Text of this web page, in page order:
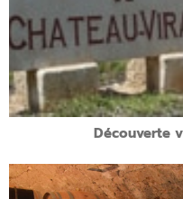
Un
Découverte